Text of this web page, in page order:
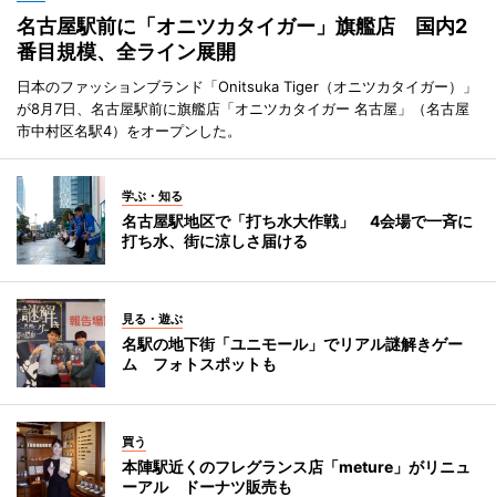
名古屋駅前に「オニツカタイガー」旗艦店 国内2
番目規模、全ライン展開
日本のファッションブランド「Onitsuka Tiger（オニツカタイガー）」
が8月7日、名古屋駅前に旗艦店「オニツカタイガー 名古屋」（名古屋
市中村区名駅4）をオープンした。
学ぶ・知る
名古屋駅地区で「打ち水大作戦」 4会場で一斉に
打ち水、街に涼しさ届ける
見る・遊ぶ
名駅の地下街「ユニモール」でリアル謎解きゲー
ム フォトスポットも
買う
本陣駅近くのフレグランス店「meture」がリニュ
ーアル ドーナツ販売も